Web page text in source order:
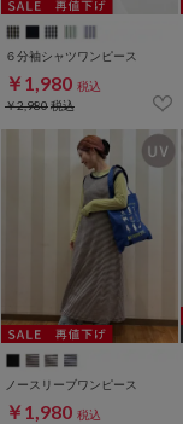
６分袖シャツワンピース
￥1,980 税込
￥2,980税込
ノースリーブワンピース
￥1,980 税込